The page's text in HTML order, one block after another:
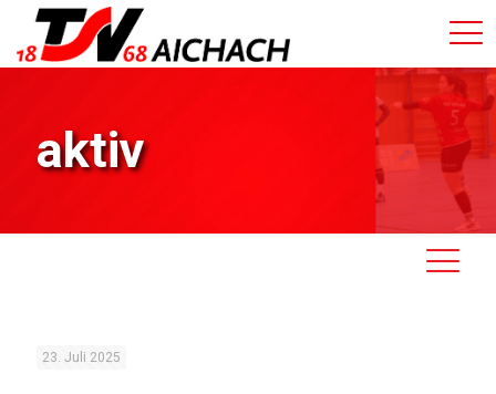
aktiv
23. Juli 2025